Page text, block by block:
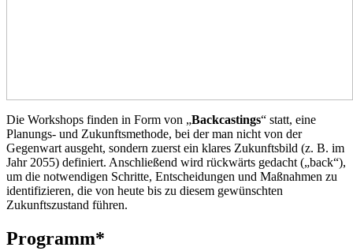
Die Workshops finden in Form von „Backcastings“ statt, eine
Planungs- und Zukunftsmethode, bei der man nicht von der
Gegenwart ausgeht, sondern zuerst ein klares Zukunftsbild (z. B. im
Jahr 2055) definiert. Anschließend wird rückwärts gedacht („back“),
um die notwendigen Schritte, Entscheidungen und Maßnahmen zu
identifizieren, die von heute bis zu diesem gewünschten
Zukunftszustand führen.
Programm*